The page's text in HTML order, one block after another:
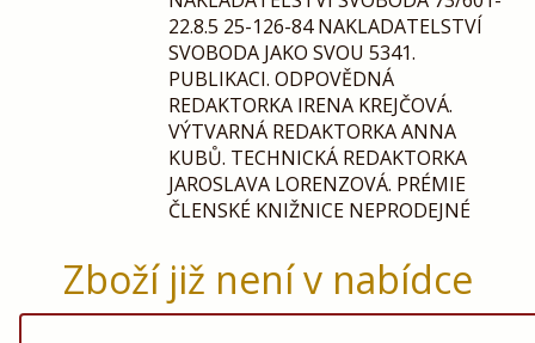
22.8.5 25-126-84 NAKLADATELSTVÍ
SVOBODA JAKO SVOU 5341.
PUBLIKACI. ODPOVĚDNÁ
REDAKTORKA IRENA KREJČOVÁ.
VÝTVARNÁ REDAKTORKA ANNA
KUBŮ. TECHNICKÁ REDAKTORKA
JAROSLAVA LORENZOVÁ. PRÉMIE
ČLENSKÉ KNIŽNICE NEPRODEJNÉ
Zboží již není v nabídce